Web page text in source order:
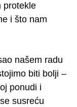
protekle
i što nam
našem radu
biti bolji –
ponudi i
susreću